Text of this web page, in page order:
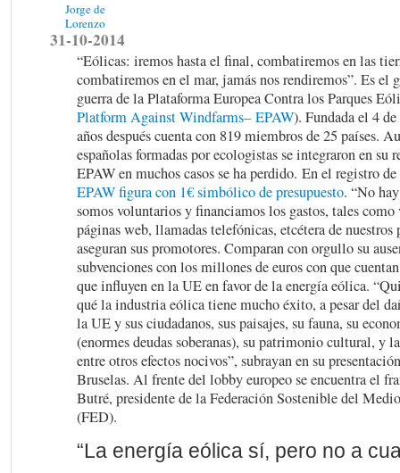
Jorge de
Lorenzo
31-10-2014
“Eólicas: iremos hasta el final, combatiremos en las
combatiremos en el mar, jamás nos rendiremos”. Es el
guerra de la Plataforma Europea Contra los Parques
Platform Against Windfarms– EPAW). Fundada el 4
años después cuenta con 819 miembros de 25 países.
españolas formadas por ecologistas se integraron en su
EPAW en muchos casos se ha perdido. En el registro
EPAW figura con 1€ simbólico de presupuesto. “No
somos voluntarios y financiamos los gastos, tales
páginas web, llamadas telefónicas, etcétera de
aseguran sus promotores. Comparan con orgullo su
subvenciones con los millones de euros con que
que influyen en la UE en favor de la energía eólica.
qué la industria eólica tiene mucho éxito, a pesar del
la UE y sus ciudadanos, sus paisajes, su fauna, su
(enormes deudas soberanas), su patrimonio cultural, y
entre otros efectos nocivos”, subrayan en su
Bruselas. Al frente del lobby europeo se encuentra el
Butré, presidente de la Federación Sostenible del
(FED).
“La energía eólica sí, pero no a